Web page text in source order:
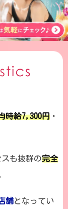
時給7,300円 ・
も抜群の完全
舗となってい